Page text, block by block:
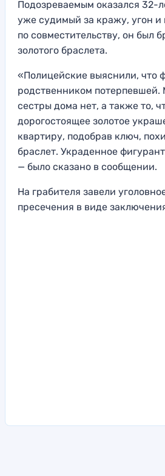
Подозреваемым оказался 32-
уже судимый за кражу, угон
по совместительству, он был
золотого браслета.
«Полицейские выяснили, что
родственником потерпевшей.
сестры дома нет, а также то,
дорогостоящее золотое
квартиру, подобрав ключ,
браслет. Украденное
— было сказано в сообщении.
На грабителя завели
пресечения в виде